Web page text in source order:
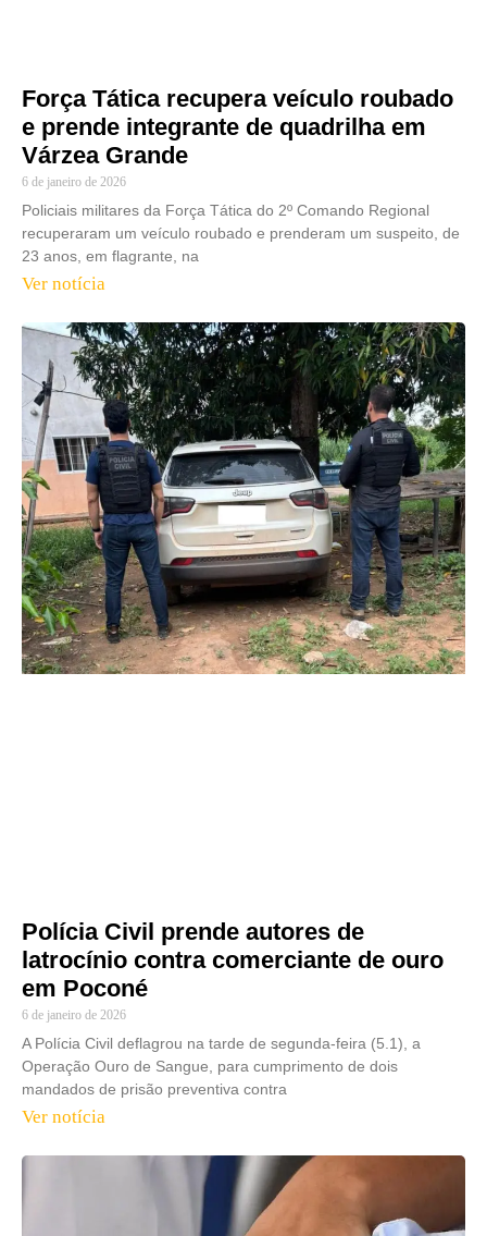
Força Tática recupera veículo roubado
e prende integrante de quadrilha em
Várzea Grande
6 de janeiro de 2026
Policiais militares da Força Tática do 2º Comando Regional
recuperaram um veículo roubado e prenderam um suspeito, de
23 anos, em flagrante, na
Ver notícia
Polícia Civil prende autores de
latrocínio contra comerciante de ouro
em Poconé
6 de janeiro de 2026
A Polícia Civil deflagrou na tarde de segunda-feira (5.1), a
Operação Ouro de Sangue, para cumprimento de dois
mandados de prisão preventiva contra
Ver notícia